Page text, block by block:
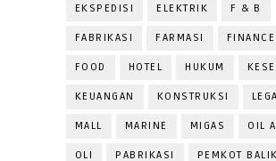
EKSPEDISI ELEKTRIK F & B
FABRIKASI FARMASI FINANCE
FOOD HOTEL HUKUM
KEUANGAN KONSTRUKSI
MALL MARINE MIGAS OIL
OLI PABRIKASI PEMKOT